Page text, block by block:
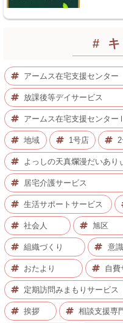
# キ
アームス在宅支援センター
放課後等デイサービス
アームス在宅支援センター
地域 1号店
よっしの天真爛漫だいあり
居宅介護サービス
生活サポートサービス
社会人 旭区
組織づくり 意
おたより 自費
定期訪問みまもりサービス
挨拶 相談支援専